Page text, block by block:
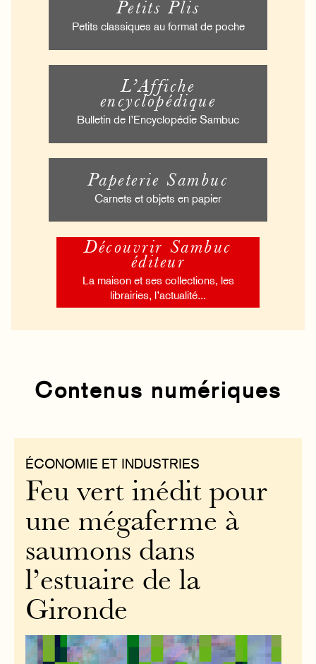
Petits Plis
Petits classiques au format de poche
L’Affiche
encyclopédique
Bulletin de l’Encyclopédie Sambuc
Papeterie Sambuc
Carnets et objets en papier
Découvrir Sambuc
éditeur
La maison et ses collections, les
librairies, l’actualité...
Contenus numériques
ÉCONOMIE ET INDUSTRIES
Feu vert inédit pour
une mégaferme à
saumons dans
l’estuaire de la
Gironde